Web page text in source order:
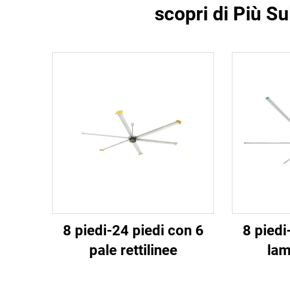
scopri di Più
8 piedi-24 piedi con 6
pale rettilinee
8